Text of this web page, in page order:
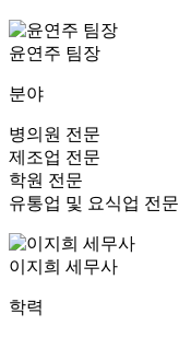
윤연주 팀장
분야
병의원 전문
제조업 전문
학원 전문
유통업 및 요식업 전문
이지희 세무사
학력